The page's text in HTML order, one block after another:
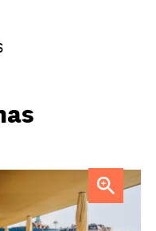
Slussporten.FOTO: